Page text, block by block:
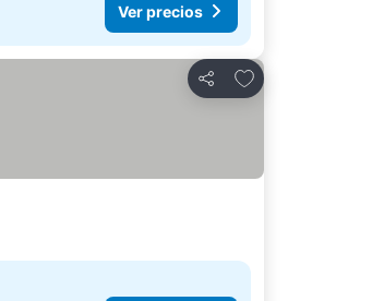
Ver precios
Compartir
Agregar a favoritos